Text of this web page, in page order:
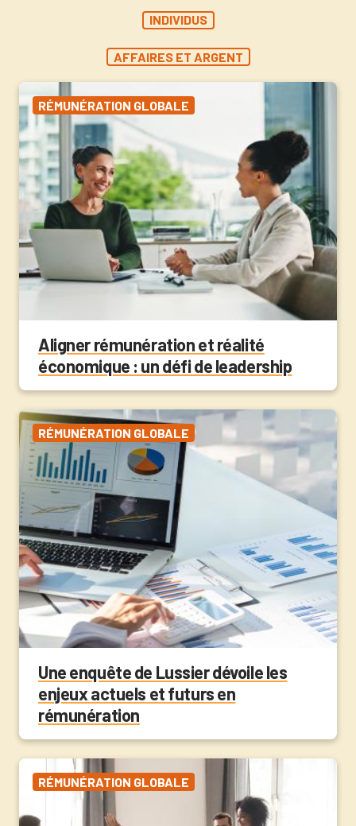
INDIVIDUS
AFFAIRES ET ARGENT
RÉMUNÉRATION GLOBALE
Aligner rémunération et réalité
économique : un défi de leadership
RÉMUNÉRATION GLOBALE
Une enquête de Lussier dévoile les
enjeux actuels et futurs en
rémunération
RÉMUNÉRATION GLOBALE